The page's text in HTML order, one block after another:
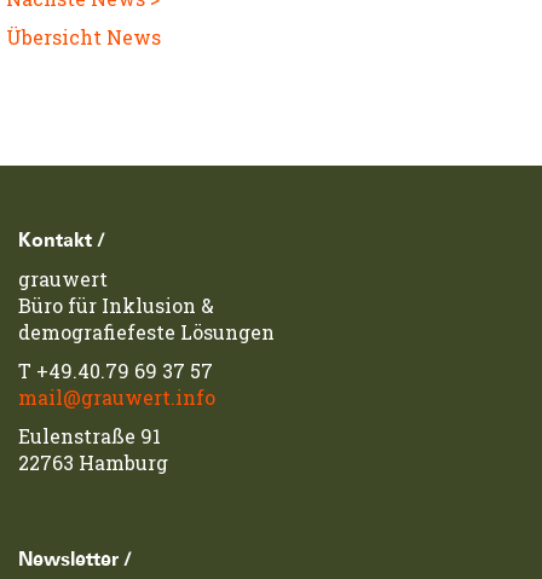
Übersicht News
Footerzeile
Kontakt /
grauwert
Büro für Inklusion &
demografiefeste Lösungen
T +49.40.79 69 37 57
mail@grauwert.info
Eulenstraße 91
22763 Hamburg
Newsletter /